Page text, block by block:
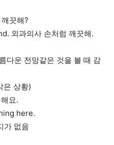
끗해?
외과의사 손처럼 깨끗해.
다운 전망같은 것을 볼 때 감
은 상황)
요.
here.
가 없음